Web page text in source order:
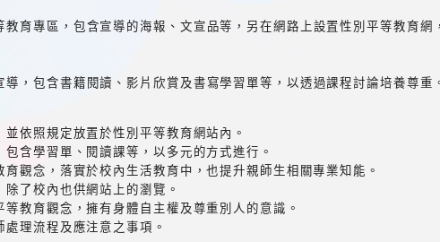
育專區，包含宣導的海報、文宣品等，另在網路上設置性別平等教育網
，包含書籍閱讀、影片欣賞及書寫學習單等，以透過課程討論培養尊重
依照規定放置於性別平等教育網站內。
含學習單、閱讀課等，以多元的方式進行。
觀念，落實於校內生活教育中，也提升親師生相關專業知能。
了校內也供網站上的瀏覽。
教育觀念，擁有身體自主權及尊重別人的意識。
理流程及應注意之事項。